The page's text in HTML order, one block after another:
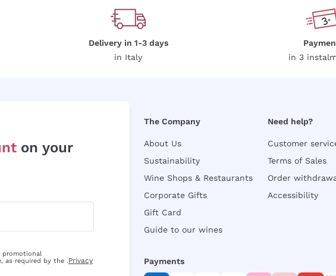
Delivery in 1-3 days
in Italy
in 3
on your
promotional
as required by the .Privacy
The Company
About Us
Sustainability
Wine Shops & Restaurants
Corporate Gifts
Gift Card
Guide to our wines
Need help?
Customer
Terms of Sales
Order
Accessibility
Payments